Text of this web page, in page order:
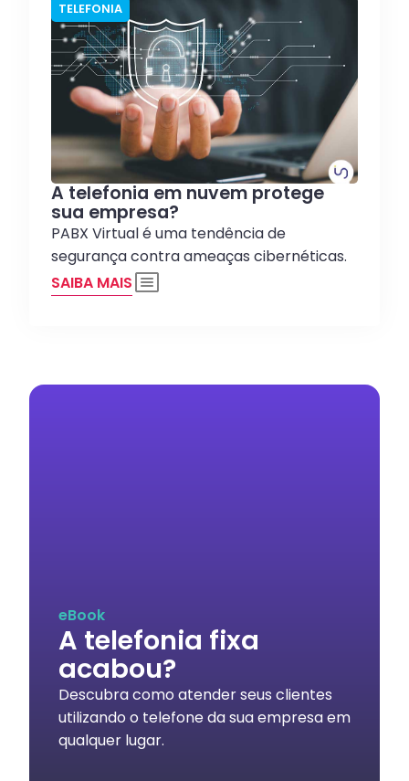
TELEFONIA
A telefonia em nuvem protege
sua empresa?
PABX Virtual é uma tendência de
segurança contra ameaças cibernéticas.
SAIBA MAIS
eBook
A telefonia fixa
acabou?
Descubra como atender seus clientes
utilizando o telefone da sua empresa em
qualquer lugar.